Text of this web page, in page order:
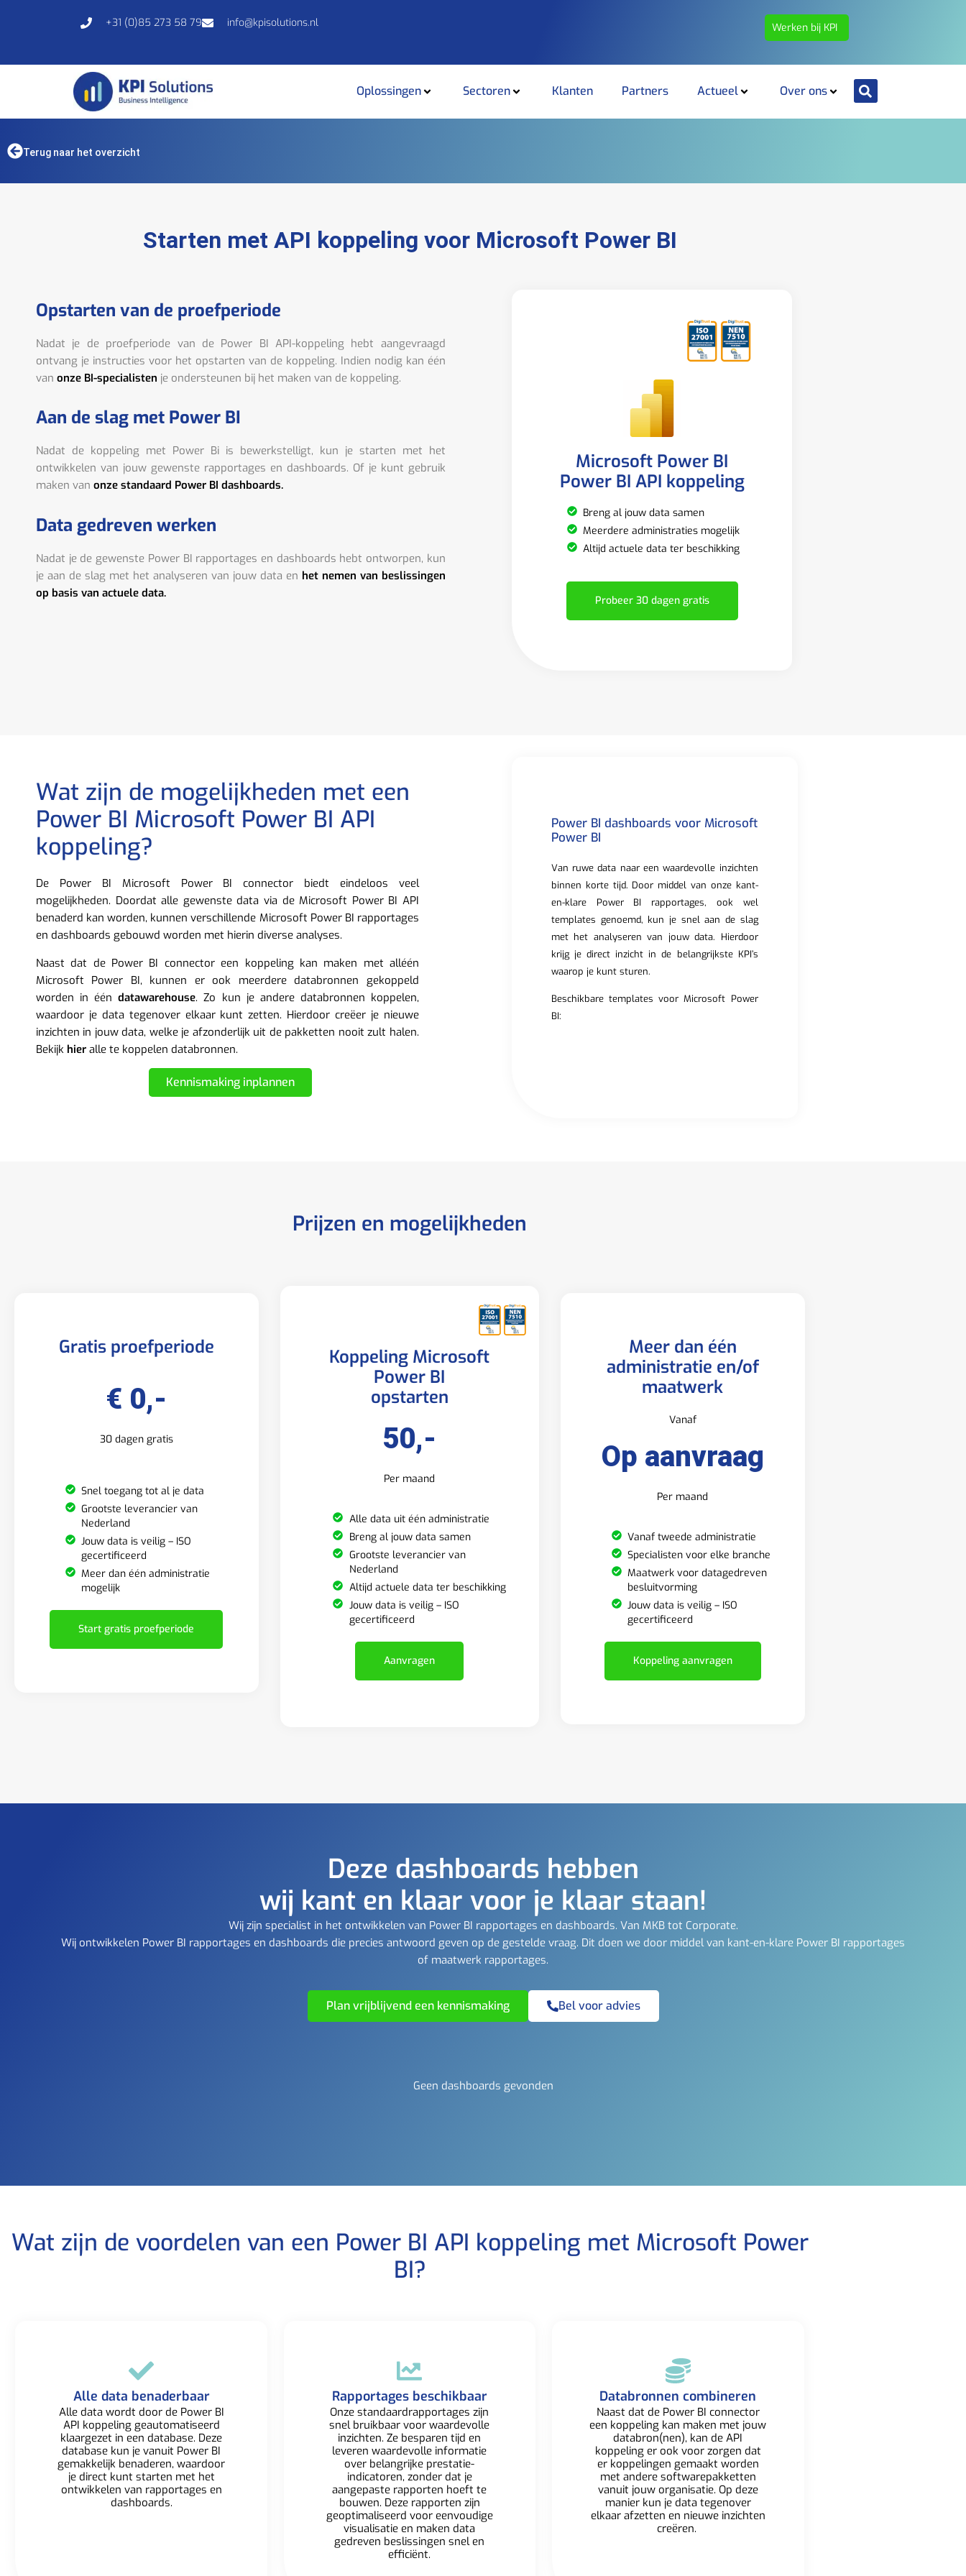
+31 (0)85 273 58 79 info@kpisolutions.nl Werken bij KPI
Oplossingen Sectoren Klanten Partners Actueel Over ons
Terug naar het overzicht
Starten met API koppeling voor Microsoft Power BI
Opstarten van de proefperiode
Nadat je de proefperiode van de Power BI API-koppeling hebt aangevraagd
ontvang je instructies voor het opstarten van de koppeling. Indien nodig kan één
van onze BI-specialisten je ondersteunen bij het maken van de koppeling.
Aan de slag met Power BI
Nadat de koppeling met Power Bi is bewerkstelligt, kun je starten met het
ontwikkelen van jouw gewenste rapportages en dashboards. Of je kunt gebruik
maken van onze standaard Power BI dashboards.
Data gedreven werken
Nadat je de gewenste Power BI rapportages en dashboards hebt ontworpen, kun
je aan de slag met het analyseren van jouw data en het nemen van beslissingen
op basis van actuele data.
Microsoft Power BI
Power BI API koppeling
Breng al jouw data samen
Meerdere administraties mogelijk
Altijd actuele data ter beschikking
Probeer 30 dagen gratis
Wat zijn de mogelijkheden met een
Power BI Microsoft Power BI API
koppeling?
De Power BI Microsoft Power BI connector biedt eindeloos veel
mogelijkheden. Doordat alle gewenste data via de Microsoft Power BI API
benaderd kan worden, kunnen verschillende Microsoft Power BI rapportages
en dashboards gebouwd worden met hierin diverse analyses.
Naast dat de Power BI connector een koppeling kan maken met alléén
Microsoft Power BI, kunnen er ook meerdere databronnen gekoppeld
worden in ééndatawarehouse. Zo kun je andere databronnen koppelen,
waardoor je data tegenover elkaar kunt zetten. Hierdoor creëer je nieuwe
inzichten in jouw data, welke je afzonderlijk uit de pakketten nooit zult halen.
Bekijk hier alle te koppelen databronnen.
Kennismaking inplannen
Power BI dashboards voor Microsoft
Power BI
Van ruwe data naar een waardevolle inzichten
binnen korte tijd. Door middel van onze kant-
en-klare Power BI rapportages, ook wel
templates genoemd, kun je snel aan de slag
met het analyseren van jouw data. Hierdoor
krijg je direct inzicht in de belangrijkste KPI’s
waarop je kunt sturen.
Beschikbare templates voor Microsoft Power
BI:
Prijzen en mogelijkheden
Gratis proefperiode
€ 0,-
30 dagen gratis
Snel toegang tot al je data
Grootste leverancier van
Nederland
Jouw data is veilig – ISO
gecertificeerd
Meer dan één administratie
mogelijk
Start gratis proefperiode
Koppeling Microsoft
Power BI
opstarten
50,-
Per maand
Alle data uit één administratie
Breng al jouw data samen
Grootste leverancier van
Nederland
Altijd actuele data ter beschikking
Jouw data is veilig – ISO
gecertificeerd
Aanvragen
Meer dan één
administratie en/of
maatwerk
Vanaf
Op aanvraag
Per maand
Vanaf tweede administratie
Specialisten voor elke branche
Maatwerk voor datagedreven
besluitvorming
Jouw data is veilig – ISO
gecertificeerd
Koppeling aanvragen
Deze dashboards hebben
wij kant en klaar voor je klaar staan!
Wij zijn specialist in het ontwikkelen van Power BI rapportages en dashboards. Van MKB tot Corporate.
Wij ontwikkelen Power BI rapportages en dashboards die precies antwoord geven op de gestelde vraag. Dit doen we door middel van kant-en-klare Power BI rapportages
of maatwerk rapportages.
Plan vrijblijvend een kennismaking Bel voor advies
Geen dashboards gevonden
Wat zijn de voordelen van een Power BI API koppeling met Microsoft Power
BI?​
Alle data benaderbaar​
Alle data wordt door de Power BI
API koppeling geautomatiseerd
klaargezet in een database. Deze
database kun je vanuit Power BI
gemakkelijk benaderen, waardoor
je direct kunt starten met het
ontwikkelen van rapportages en
dashboards.​
Rapportages beschikbaar​
Onze standaardrapportages zijn
snel bruikbaar voor waardevolle
inzichten. Ze besparen tijd en
leveren waardevolle informatie
over belangrijke prestatie-
indicatoren, zonder dat je
aangepaste rapporten hoeft te
bouwen. Deze rapporten zijn
geoptimaliseerd voor eenvoudige
visualisatie en maken data
gedreven beslissingen snel en
efficiënt.
Databronnen combineren​
Naast dat de Power BI connector
een koppeling kan maken met jouw
databron(nen), kan de API
koppeling er ook voor zorgen dat
er koppelingen gemaakt worden
met andere softwarepakketten
vanuit jouw organisatie. Op deze
manier kun je data tegenover
elkaar afzetten en nieuwe inzichten
creëren. ​